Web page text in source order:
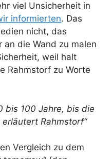
viel Unsicherheit in
informierten. Das
nicht, das
an die Wand zu malen
weil halt
Rahmstorf zu Worte
bis 100 Jahre, bis die
erläutert Rahmstorf“
Vergleich zu dem